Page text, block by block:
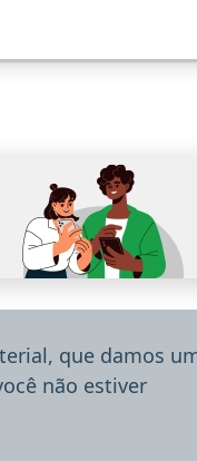
que damos
não estiver